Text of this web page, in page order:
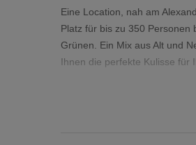
Eine Location, nah am
Platz für bis zu 350 Personen
Grünen. Ein Mix aus Alt und
Ihnen die perfekte Kulisse für